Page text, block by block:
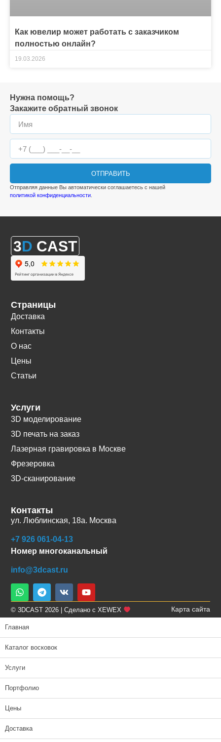
Как ювелир может работать с заказчиком
полностью онлайн?
19.03.2026
Нужна помощь?
Закажите обратный звонок
ОТПРАВИТЬ
Отправляя данные Вы автоматически соглашаетесь с нашей
политикой конфиденциальности
3D CAST
Страницы
Доставка
Контакты
О нас
Цены
Статьи
Услуги
3D моделирование
3D печать на заказ
Лазерная гравировка в Москве
Фрезеровка
3D-сканирование
Контакты
ул. Люблинская, 18а. Москва
+7 926 061-04-13
Номер многоканальный
info@3dcast.ru
© 3DCAST 2026 | Сделано с XEWEX Карта сайта
Главная
Каталог восковок
Услуги
Портфолио
Цены
Доставка